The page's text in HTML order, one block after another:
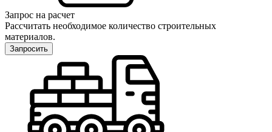
Запрос на расчет
Рассчитать необходимое количество строительных
материалов.
Запросить